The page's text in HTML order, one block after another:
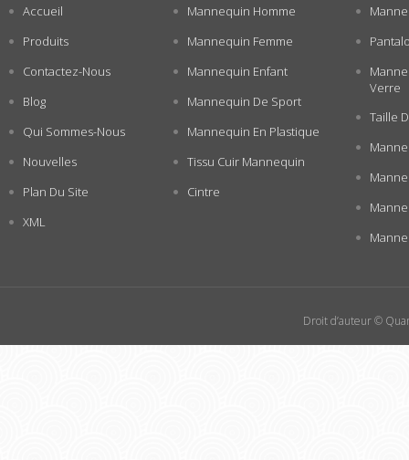
Accueil
Produits
Contactez-Nous
Blog
Qui Sommes-Nous
Nouvelles
Plan Du Site
XML
Mannequin Homme
Mannequin Femme
Mannequin Enfant
Mannequin De Sport
Mannequin En Plastique
Tissu Cuir Mannequin
Cintre
Verre
Taille
Droit d’auteur ©